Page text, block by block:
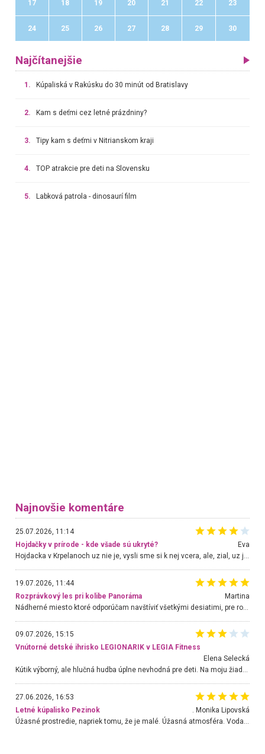
17 18 19 20 21 22 23
24 25 26 27 28 29 30
Najčítanejšie
1. Kúpaliská v Rakúsku do 30 minút od Bratislavy
2. Kam s deťmi cez letné prázdniny?
3. Tipy kam s deťmi v Nitrianskom kraji
4. TOP atrakcie pre deti na Slovensku
5. Labková patrola - dinosaurí film
Najnovšie komentáre
25.07.2026, 11:14
Hojdačky v prírode - kde všade sú ukryté?
Eva
Hojdacka v Krpelanoch uz nie je, vysli sme si k nej vcera, ale, zial, uz je znicena. Ak sem planujete cestu len kvoli hojdacke, mozete si ju usetrit. Krasny vyhlad je tu vsak aj bez hojdacky :-)
19.07.2026, 11:44
Rozprávkový les pri kolibe Panoráma
Martina
Nádherné miesto ktoré odporúčam navštíviť všetkými desiatimi, pre rodiny s deťmi, dôchodcom... Proste a jednoducho ozaj rozprávkový les.. určite ešte prídeme. Odniesli sme si na pamiatku krásne tričká,
09.07.2026, 15:15
Vnútorné detské ihrisko LEGIONARIK v LEGIA Fitness
Elena Selecká
Kútik výborný, ale hlučná hudba úplne nevhodná pre deti. Na moju žiadosť o aspoň sušenie nereagovali.
27.06.2026, 16:53
Letné kúpalisko Pezinok
. Monika Lipovská
Úžasné prostredie, napriek tomu, že je malé. Úžasná atmosféra. Voda fantastická a nádherná. Ľudí je pomerne veľa, ale su mili a ohľaduplní. Je veľmi zaujímavé sledovať, ako dokážu spolu športovať cudzí ľudia a bez ohľadu na vek. Vládne tu pohoda. Vnuka neviem dostať z vody. Ďakujem za krásny deň . Urcite sa sem vrátim. Jediný problém je s parkovaním, ale aj ten sa mi podarilo vyriešiť. Monika Bratislava